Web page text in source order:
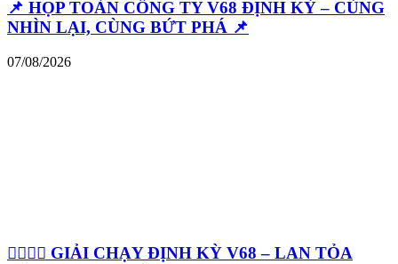
📌 HỌP TOÀN CÔNG TY V68 ĐỊNH KỲ – CÙNG
NHÌN LẠI, CÙNG BỨT PHÁ 📌
07/08/2026
🏃‍♂️🏃‍♀️ GIẢI CHẠY ĐỊNH KỲ V68 – LAN TỎA